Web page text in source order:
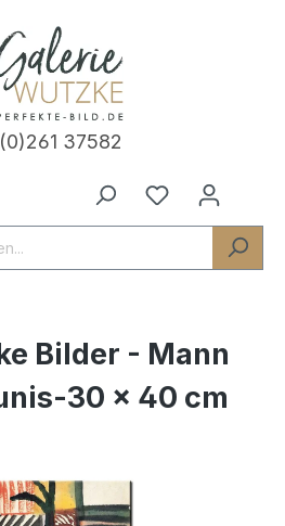
37582
Bilder - Mann
30 x 40 cm